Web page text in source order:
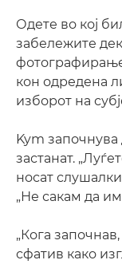
Одете во кој
забележите
кон одредена
изборот на
Kym започнува
застанат.
носат
„Не сакам да
„Кога
сфатив како